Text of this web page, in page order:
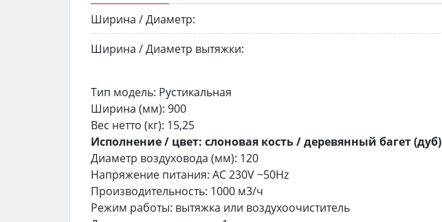
Ширина / Диаметр:
Ширина / Диаметр вытяжки:
Тип модель: Рустикальная
Ширина (мм): 900
Вес нетто (кг): 15,25
Исполнение / цвет: слоновая кость / деревянный багет (дуб)
Диаметр воздуховода (мм): 120
Напряжение питания: AC 230V ~50Hz
Производительность: 1000 м3/ч
Режим работы: вытяжка или воздухоочиститель